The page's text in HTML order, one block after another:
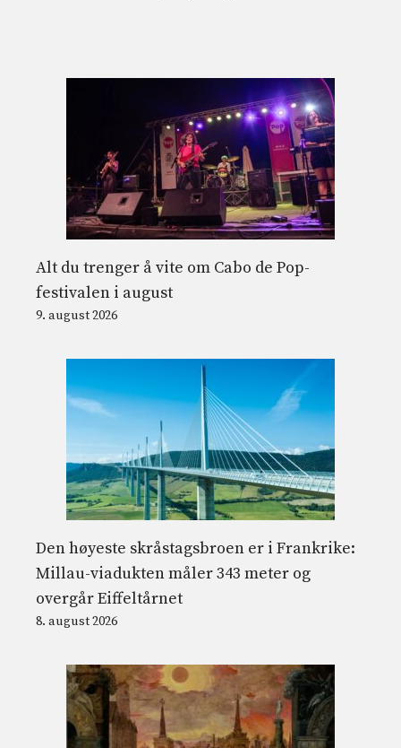
Alt du trenger å vite om Cabo de Pop-
festivalen i august
9. august 2026
Den høyeste skråstagsbroen er i Frankrike:
Millau-viadukten måler 343 meter og
overgår Eiffeltårnet
8. august 2026